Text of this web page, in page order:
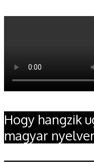
Hogy hangzik
magyar